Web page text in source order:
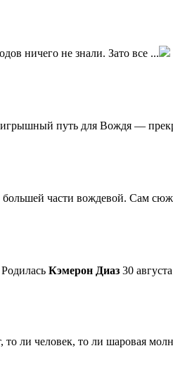
ничего не знали. Зато все ...
путь для Вождя —
части вождевой. Сам
Родилась Кэмерон Диаз 30
то ли человек, то ли шаровая